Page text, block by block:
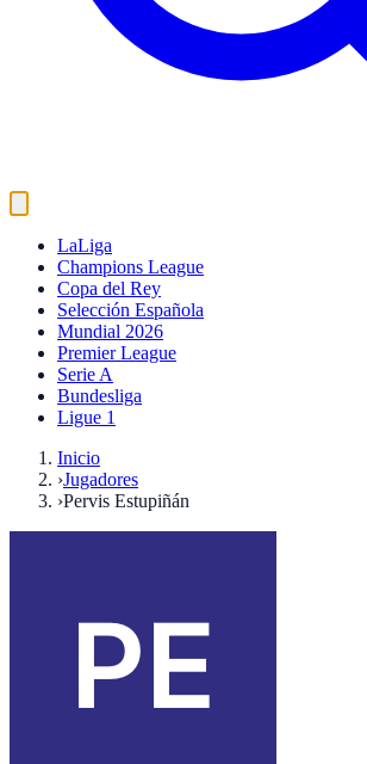
LaLiga
Champions League
Copa del Rey
Selección Española
Mundial 2026
Premier League
Serie A
Bundesliga
Ligue 1
Inicio
›Jugadores
›Pervis Estupiñán